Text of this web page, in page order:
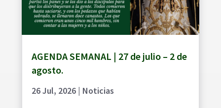
AGENDA SEMANAL | 27 de julio – 2 de
agosto.
26 Jul, 2026| Noticias